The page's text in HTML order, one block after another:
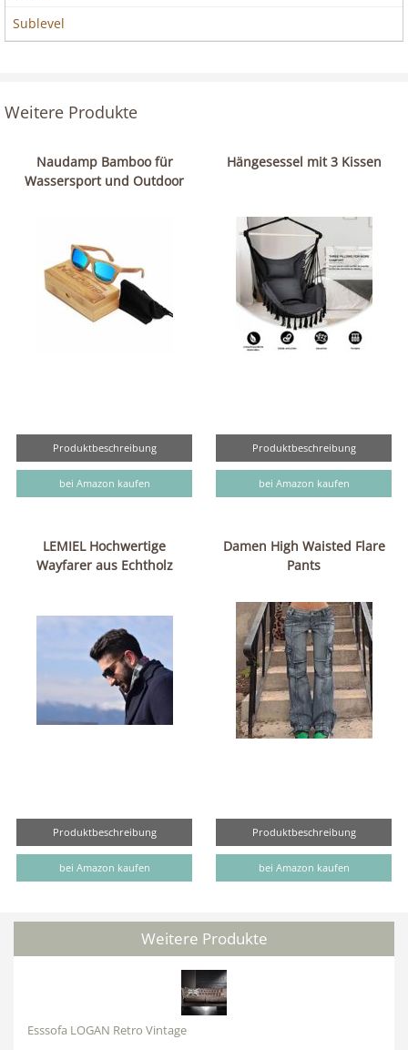
Sublevel
Weitere Produkte
Naudamp Bamboo für
Wassersport und Outdoor
Produktbeschreibung
bei Amazon kaufen
Hängesessel mit 3 Kissen
Produktbeschreibung
bei Amazon kaufen
LEMIEL Hochwertige
Wayfarer aus Echtholz
Produktbeschreibung
bei Amazon kaufen
Damen High Waisted Flare
Pants
Produktbeschreibung
bei Amazon kaufen
Weitere Produkte
Esssofa LOGAN Retro Vintage